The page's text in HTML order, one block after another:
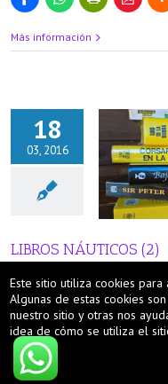
Más información
18
03, 2016
(2)
LIBROS NÁUTICOS (2)
borrasca
Gran Guerra
Para los que leyeron nuestra
recomendábamos unos
Este sitio utiliza cookies
Algunas de estas cookies
nuestro sitio y otras nos
idea de cómo se utiliza el